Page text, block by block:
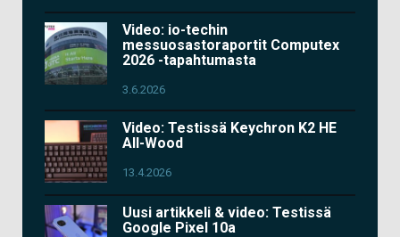
Video: io-techin
messuosastoraportit Computex
2026 -tapahtumasta
3.6.2026
Video: Testissä Keychron K2 HE
All-Wood
13.4.2026
Uusi artikkeli & video: Testissä
Google Pixel 10a